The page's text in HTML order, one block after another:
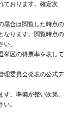
ております。確定次
場合は閲覧した時点の
なります。閲覧時点の
。
挙区の得票率を表して
理委員会発表の公式デ
。準備が整い次第、
。